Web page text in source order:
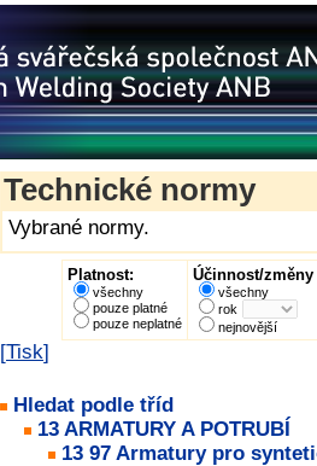
Technické normy
Vybrané normy.
Platnost:
všechny
pouze platné
pouze neplatné
Účinnost/změny
všechny
rok
nejnovější
[Tisk]
Hledat podle tříd
13 ARMATURY A POTRUBÍ
13 97 Armatury pro